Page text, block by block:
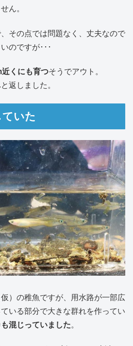
ん。
その点では問題なく、丈夫なので
のですが･･･
くにも育つそうでアウト。
返しました。
いた
）の稚魚ですが、用水路が一部広
いる部分で大きな群れを作ってい
混じっていました。